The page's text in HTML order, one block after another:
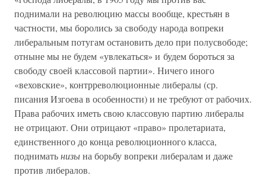
поднимали на революцию массы вообще, крестьян в
частности, мы боролись за свободу народа вопреки
либеральным потугам остановить дело при полусвободе;
отныне мы не будем «увлекаться» и будем бороться за
свободу своей классовой партии». Ничего иного
«веховские», контрреволюционные либералы (ср.
писания Изгоева в особенности) и не требуют от рабочих.
Права рабочих иметь свою классовую партию либералы
не отрицают. Они отрицают «право» пролетариата,
единственного до конца революционного класса,
подниматьнизына борьбу вопреки либералам и даже
против либералов.